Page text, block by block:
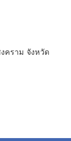
คราม จังหวัด